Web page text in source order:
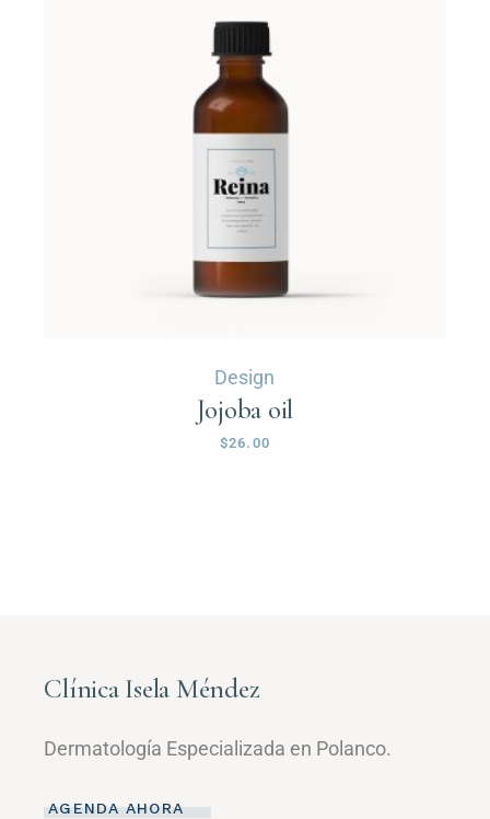
Design
Jojoba oil
$26.00
Clínica Isela Méndez
Dermatología Especializada en Polanco.
AGENDA AHORA